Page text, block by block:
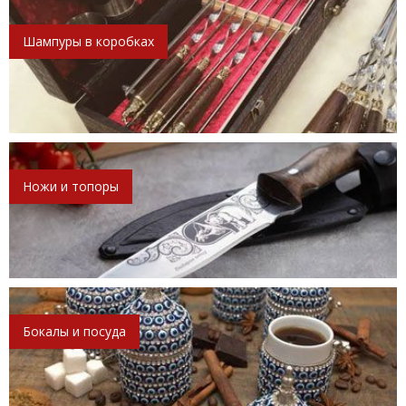
Шампуры в коробках
Ножи и топоры
Бокалы и посуда